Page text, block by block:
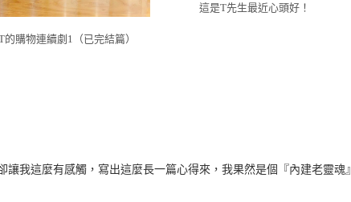
的購物連續劇1（已完結篇）
這是T先生最近心頭好！
我這麼有感觸，寫出這麼長一篇心得來，我果然是個『內建老靈魂』